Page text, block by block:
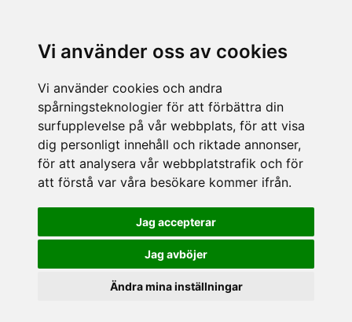
Vi använder oss av cookies
Vi använder cookies och andra
spårningsteknologier för att förbättra din
surfupplevelse på vår webbplats, för att visa
dig personligt innehåll och riktade annonser,
för att analysera vår webbplatstrafik och för
att förstå var våra besökare kommer ifrån.
Jag accepterar
Jag avböjer
Ändra mina inställningar